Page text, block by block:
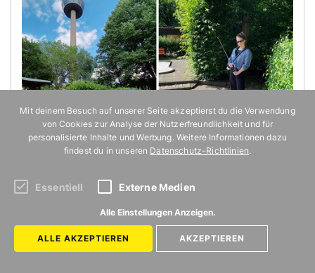
© Nicola Dreksler
14
Minigolfanlage am Colonius – versteckt
und zentral
Der Minigolfplatz am Colonius in Ehrenfeld ist
ziemlich versteckt und von außen nicht einfach
Mit deinem Besuch auf unserer Seite akzeptierst du die Verwendung
von Cookies zur Analyse der Nutzerfreundlichkeit und für
personalisierte Inhalte und Werbung. Weitere Informationen dazu
findest du in unseren Datenschutz-Richtlinien.
Essentiell Externe Medien
Alle Einstellungen Anzeigen.
ALLE AKZEPTIEREN AKZEPTIEREN